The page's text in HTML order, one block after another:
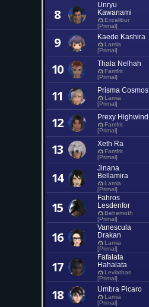
8
Unryu
Kawanami
Excalibur
[Primal]
9 Kaede Kashira
Lamia
[Primal]
10 Thala Nelhah
Famfrit
[Primal]
11 Prisma Cosmos
Lamia
[Primal]
12 Prexy Highwind
Famfrit
[Primal]
13 Xeth Ra
Famfrit
[Primal]
14
Jinana
Bellamira
Lamia
[Primal]
15
Fahros
Lesdenfor
Behemoth
[Primal]
16
Vanescula
Drakan
Lamia
[Primal]
17
Fafalata
Hahalata
Leviathan
[Primal]
18 Umbra Picaro
Lamia
[Primal]